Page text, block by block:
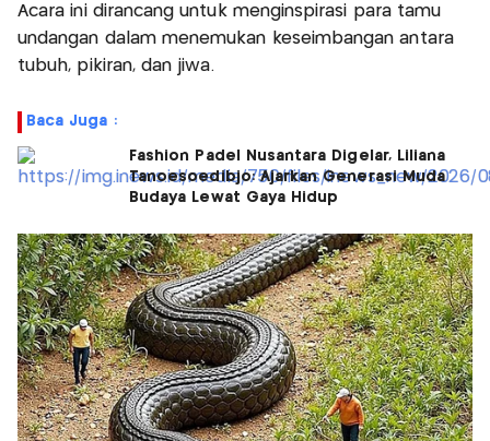
Acara ini dirancang untuk menginspirasi para tamu
undangan dalam menemukan keseimbangan antara
tubuh, pikiran, dan jiwa.
Baca Juga :
Fashion Padel Nusantara Digelar, Liliana
Tanoesoedibjo: Ajarkan Generasi Muda
Budaya Lewat Gaya Hidup